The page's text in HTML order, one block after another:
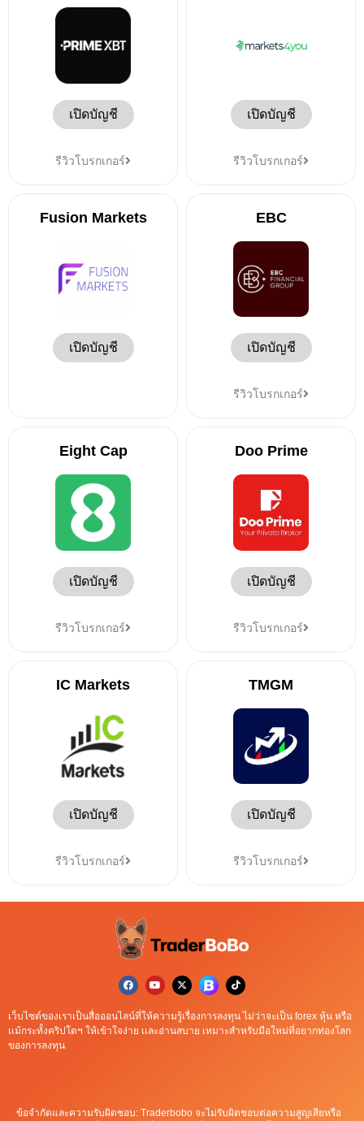
เปิดบัญชี
รีวิวโบรกเกอร์
เปิดบัญชี
รีวิวโบรกเกอร์
Fusion Markets
เปิดบัญชี
EBC
เปิดบัญชี
รีวิวโบรกเกอร์
Eight Cap
เปิดบัญชี
รีวิวโบรกเกอร์
Doo Prime
เปิดบัญชี
รีวิวโบรกเกอร์
IC Markets
เปิดบัญชี
รีวิวโบรกเกอร์
TMGM
เปิดบัญชี
รีวิวโบรกเกอร์
เว็บไซต์ของเราเป็นสื่อออนไลน์ที่ให้ความรู้เรื่องการลงทุน ไม่ว่าจะเป็น forex หุ้น หรือ
เเม้กระทั้งคริปโตฯ ให้เข้าใจง่าย เเละอ่านสบาย เหมาะสำหรับมือใหม่ที่อยากท่องโลก
ของการลงทุน
ข้อจำกัดและความรับผิดชอบ: Traderbobo จะไม่รับผิดชอบต่อความสูญเสียหรือ